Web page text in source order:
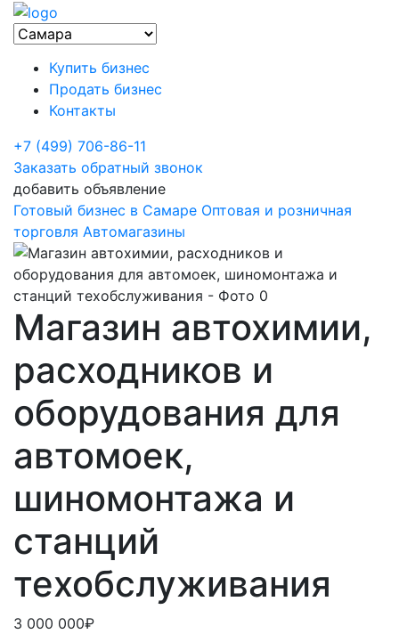
Купить бизнес
Продать бизнес
Контакты
+7 (499) 706-86-11
Заказать обратный звонок
добавить объявление
Готовый бизнес в Самаре Оптовая и розничная
торговля Автомагазины
Магазин автохимии,
расходников и
оборудования для
автомоек,
шиномонтажа и
станций
техобслуживания
3 000 000₽